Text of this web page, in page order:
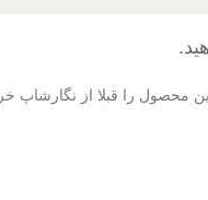
محصول را قبلا از